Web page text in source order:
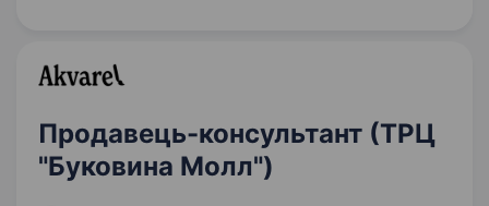
Продавець-консультант (ТРЦ
"Буковина Молл")